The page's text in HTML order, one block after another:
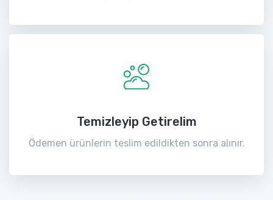
Temizleyip Getirelim
Ödemen ürünlerin teslim edildikten sonra alınır.